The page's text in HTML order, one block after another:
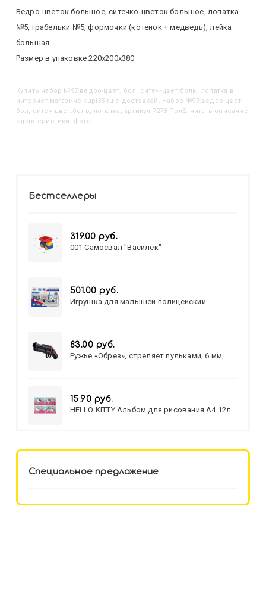
Ведро-цветок большое, ситечко-цветок большое, лопатка
№5, грабельки №5, формочки (котенок + медведь), лейка
большая
Размер в упаковке 220х200х380
Купить Набор №97:ведро-цвет. бол, ситеч-цвет.боль, лопатка в
интернет-магазине kupi35.ru с доставкой. Набор №97:ведро-цвет.
бол, ситеч-цвет.боль, лопатка, артикул 7278 ПолЕ: читать описание,
характеристики, фото
Бестселлеры
319.00 руб.
001 Самосвал "Василек"
501.00 руб.
Игрушка для малышей полицейский
83.00 руб.
Ружье «Обрез», стреляет пульками, 6 мм,
15.90 руб.
HELLO KITTY Альбом для рисования А4 12л.
Специальное предложение